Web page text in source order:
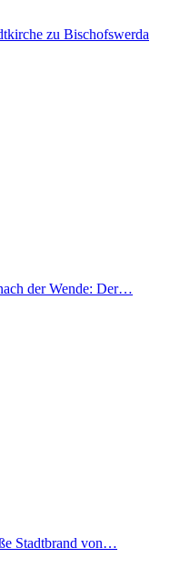
zu Bischofswerda
der Wende: Der…
Stadtbrand von…